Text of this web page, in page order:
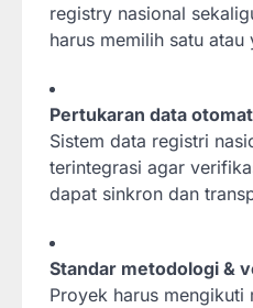
registry nasional
harus memilih satu atau
Pertukaran data
Sistem data registri
terintegrasi agar
dapat sinkron dan
Standar metodologi &
Proyek harus